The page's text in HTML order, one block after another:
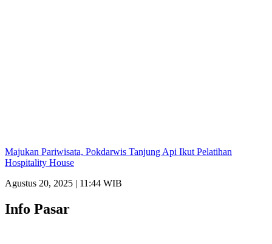
Majukan Pariwisata, Pokdarwis Tanjung Api Ikut Pelatihan
Hospitality House
Agustus 20, 2025 | 11:44 WIB
Info Pasar